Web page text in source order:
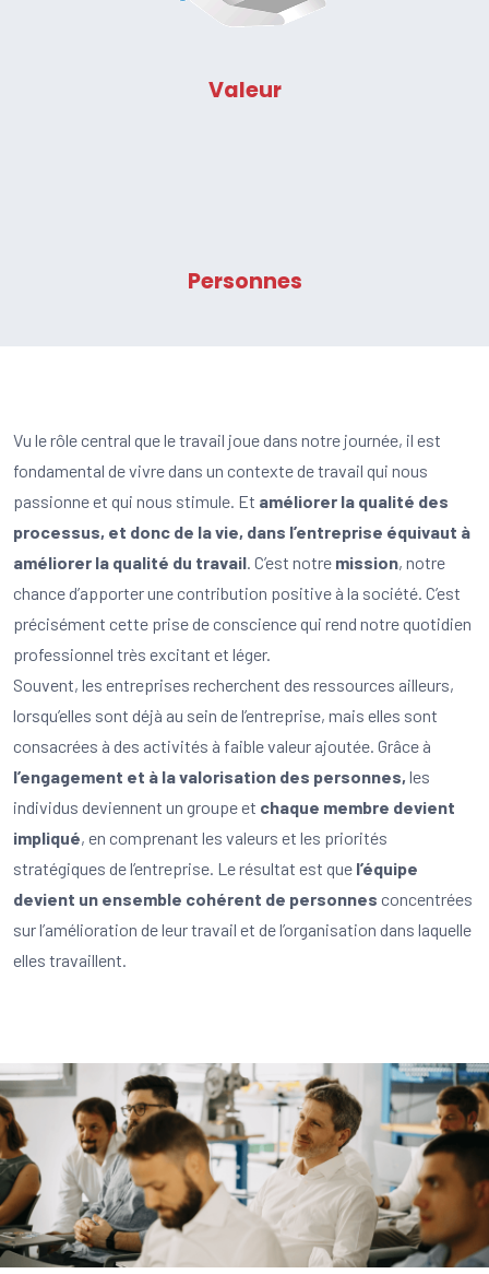
Valeur
Personnes
Vu le rôle central que le travail joue dans notre journée, il est
fondamental de vivre dans un contexte de travail qui nous
passionne et qui nous stimule. Et améliorer la qualité des
processus, et donc de la vie, dans l’entreprise équivaut à
améliorer la qualité du travail. C’est notre mission, notre
chance d’apporter une contribution positive à la société. C’est
précisément cette prise de conscience qui rend notre quotidien
professionnel très excitant et léger.
Souvent, les entreprises recherchent des ressources ailleurs,
lorsqu’elles sont déjà au sein de l’entreprise, mais elles sont
consacrées à des activités à faible valeur ajoutée. Grâce à
l’engagement et à la valorisation des personnes, les
individus deviennent un groupe et chaque membre devient
impliqué, en comprenant les valeurs et les priorités
stratégiques de l’entreprise. Le résultat est que l’équipe
devient un ensemble cohérent de personnes concentrées
sur l’amélioration de leur travail et de l’organisation dans laquelle
elles travaillent.